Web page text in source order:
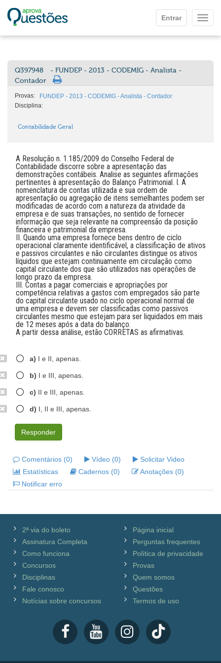
Entrar
Q397948
- FUNDEP - 2013 - CODEMIG - Analista -
Contador
Provas:
FUNDEP - 2013 - CODEMIG - Analista - Contador
Disciplina:
Contabilidade Geral
A Resolução n. 1.185/2009 do Conselho Federal de
Contabilidade discorre sobre a apresentação das
demonstrações contábeis. Analise as seguintes afirmações
pertinentes à apresentação do Balanço Patrimonial. I. A
nomenclatura de contas utilizada e sua ordem de
apresentação ou agregação de itens semelhantes podem ser
modificadas de acordo com a natureza da atividade da
empresa e de suas transações, no sentido de fornecer
informação que seja relevante na compreensão da posição
financeira e patrimonial da empresa.
II. Quando uma empresa fornece bens dentro de ciclo
operacional claramente identificável, a classificação de ativos
e passivos circulantes e não circulantes distingue os ativos
líquidos que estejam continuamente em circulação como
capital circulante dos que são utilizados nas operações de
longo prazo da empresa.
III. Contas a pagar comerciais e apropriações por
competência relativas a gastos com empregados são parte
do capital circulante usado no ciclo operacional normal de
uma empresa e devem ser classificadas como passivos
circulantes mesmo que estejam para ser liquidados em mais
de 12 meses após a data do balanço.
A partir dessa análise, estão CORRETAS as afirmativas.
a) I e II, apenas.
b) I e III, apenas.
c) II e III, apenas.
d) I, II e III, apenas.
Responder
Comentários (0) Vídeo (0)
Solicitar Video
Estatísticas
Cadernos (0)
Anotações (0)
Notificar erro
2ª via do boleto
Assinatura Completa
Como funciona
Concursos
Disciplinas
Fale conosco
Notícias sobre concursos
Página inicial
Perguntas frequentes
Política de privacidade
Provas
Quem somos
Questões
Termos de uso